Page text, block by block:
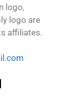
logo,
logo are
affiliates.